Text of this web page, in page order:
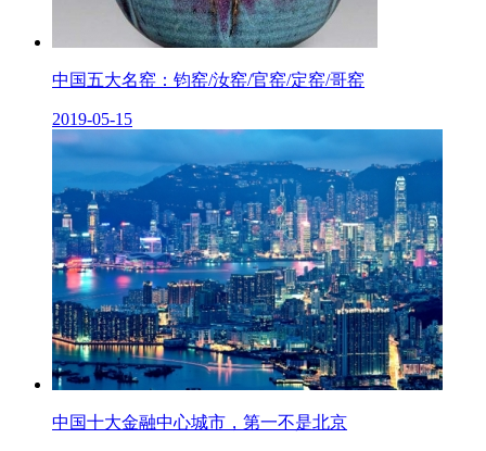
中国五大名窑：钧窑/汝窑/官窑/定窑/哥窑
2019-05-15
中国十大金融中心城市，第一不是北京